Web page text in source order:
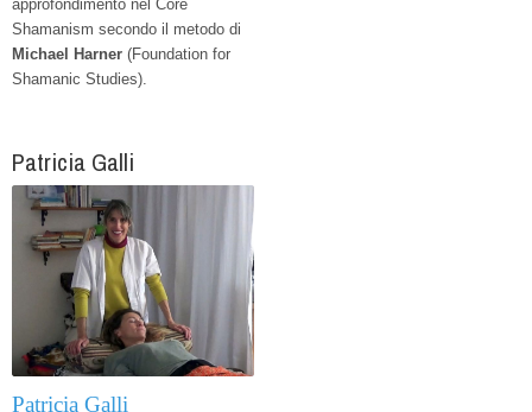
approfondimento nel Core
Shamanism secondo il metodo di
Michael Harner (Foundation for
Shamanic Studies).
Patricia Galli
Patricia Galli